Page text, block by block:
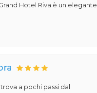
Hotel Riva è un elegante
a pochi passi dal